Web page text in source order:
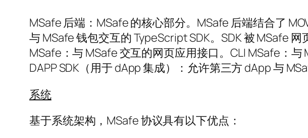
MSafe 后端：MSafe 的核心部分。MSafe 后端结合了
与 MSafe 钱包交互的 TypeScript SDK。SDK 被 MSafe
MSafe：与 MSafe 交互的网页应用接口。CLI MSafe：与
DAPP SDK（用于 dApp 集成）：允许第三方 dApp 与
系统
基于系统架构，MSafe 协议具有以下优点：